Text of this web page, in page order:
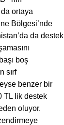
da ortaya
Bölgesi’nde
da destek
boş
sırf
benzer bir
TL lik destek
oluyor.